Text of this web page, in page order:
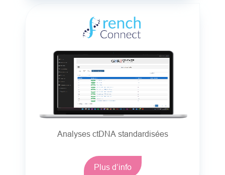
Analyses ctDNA standardisées
Plus d’info